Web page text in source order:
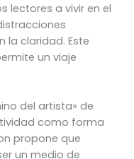
lectores a vivir en el
la claridad. Este
un viaje
del artista» de
como forma
propone que
un medio de